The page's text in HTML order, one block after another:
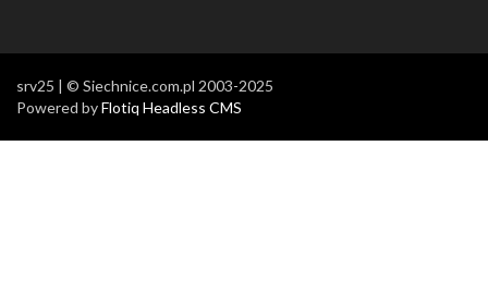
srv25 | © Siechnice.com.pl 2003-2025
Powered byFlotiq Headless CMS